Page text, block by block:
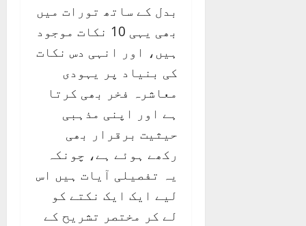
بدل کے ساتھ تورات میں
بھی یہی 10 نکات موجود
ہیں، اور انہی دس نکات
کی بنیاد پر یہودی
معاشرہ فخر بھی کرتا
ہے اور اپنی مذہبی
حیثیت برقرار بھی
رکھے ہوئے ہے، چونکہ
یہ تفصیلی آیات ہیں اس
لیے ایک ایک نکتے کو
لے کر مختصر تشریح کے